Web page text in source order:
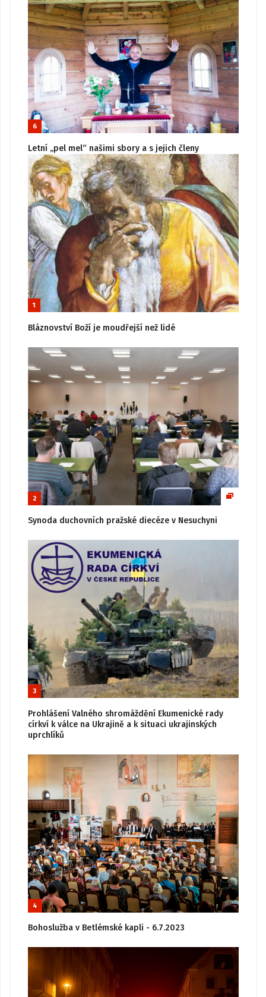
6
Letní „pel mel“ našimi sbory a s jejich členy
1
Bláznovství Boží je moudřejší než lidé
2
Synoda duchovních pražské diecéze v Nesuchyni
3
Prohlášení Valného shromáždění Ekumenické rady
církví k válce na Ukrajině a k situaci ukrajinských
uprchlíků
4
Bohoslužba v Betlémské kapli - 6.7.2023